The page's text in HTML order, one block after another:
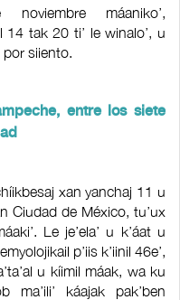
noviembre máaniko’,
14 tak 20 ti’ le winalo’, u
por siiento.
entre los siete
xan yanchaj 11 u
Ciudad de México, tu’ux
Le je’ela’ u k’áat u
p’iis k’iinil 46e’,
u kíimil máak, wa ku
ma’ili’ káajak pak’ben